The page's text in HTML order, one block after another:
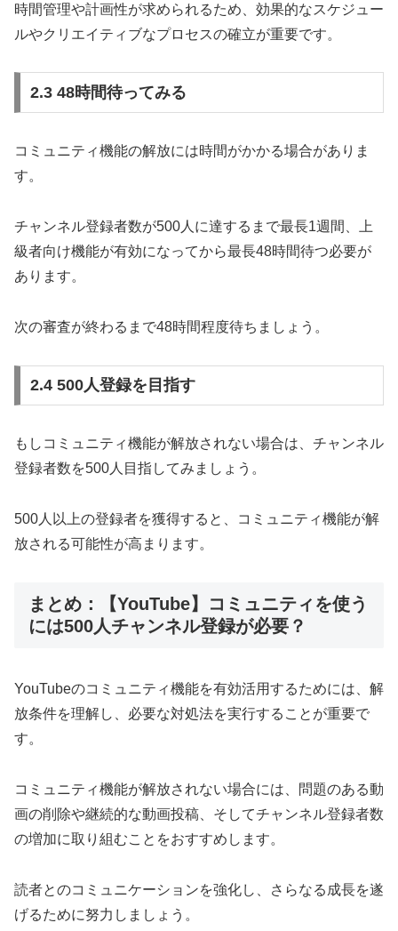
時間管理や計画性が求められるため、効果的なスケジュー
ルやクリエイティブなプロセスの確立が重要です。
2.3 48時間待ってみる
コミュニティ機能の解放には時間がかかる場合がありま
す。
チャンネル登録者数が500人に達するまで最長1週間、上
級者向け機能が有効になってから最長48時間待つ必要が
あります。
次の審査が終わるまで48時間程度待ちましょう。
2.4 500人登録を目指す
もしコミュニティ機能が解放されない場合は、チャンネル
登録者数を500人目指してみましょう。
500人以上の登録者を獲得すると、コミュニティ機能が解
放される可能性が高まります。
まとめ：【YouTube】コミュニティを使う
には500人チャンネル登録が必要？
YouTubeのコミュニティ機能を有効活用するためには、解
放条件を理解し、必要な対処法を実行することが重要で
す。
コミュニティ機能が解放されない場合には、問題のある動
画の削除や継続的な動画投稿、そしてチャンネル登録者数
の増加に取り組むことをおすすめします。
読者とのコミュニケーションを強化し、さらなる成長を遂
げるために努力しましょう。